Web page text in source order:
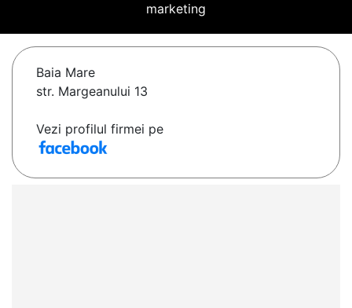
marketing
Baia Mare
str. Margeanului 13
Vezi profilul firmei pe